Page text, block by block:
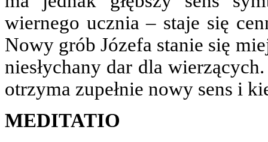
wiernego ucznia – staje się
Nowy grób Józefa stanie się
niesłychany dar dla
otrzyma zupełnie nowy sens i
MEDITATIO